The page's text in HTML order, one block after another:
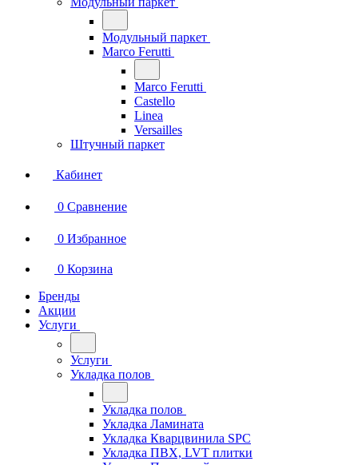
Модульный паркет
Marco Ferutti
Marco Ferutti
Castello
Linea
Versailles
Штучный паркет
Кабинет
0 Сравнение
0 Избранное
0 Корзина
Бренды
Акции
Услуги
Услуги
Укладка полов
Укладка полов
Укладка Ламината
Укладка Кварцвинила SPC
Укладка ПВХ, LVT плитки